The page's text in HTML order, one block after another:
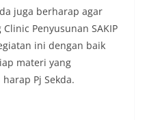
adanya deteksi dini ini,
keamanan dapat
situasi di
terjaga aman, tertib,
perayaan HUT
Kedekatan
sambang Door
juga berharap agar
Penyusunan SAKIP
ini dengan baik
materi yang
Pj Sekda.